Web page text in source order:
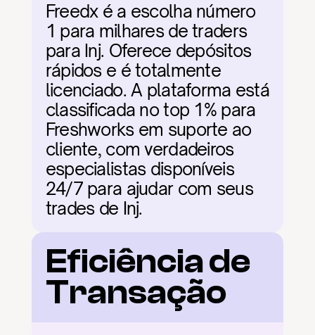
Freedx é a escolha número
1 para milhares de traders
para Inj. Oferece depósitos
rápidos e é totalmente
licenciado. A plataforma está
classificada no top 1% para
Freshworks em suporte ao
cliente, com verdadeiros
especialistas disponíveis
24/7 para ajudar com seus
trades de Inj.
Eficiência de
Transação